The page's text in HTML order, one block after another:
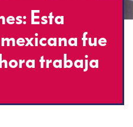
Esta
fue
trabaja